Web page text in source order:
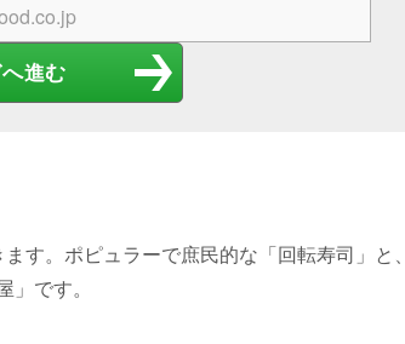
す。ポピュラーで庶民的な「回転寿司」と、
」です。